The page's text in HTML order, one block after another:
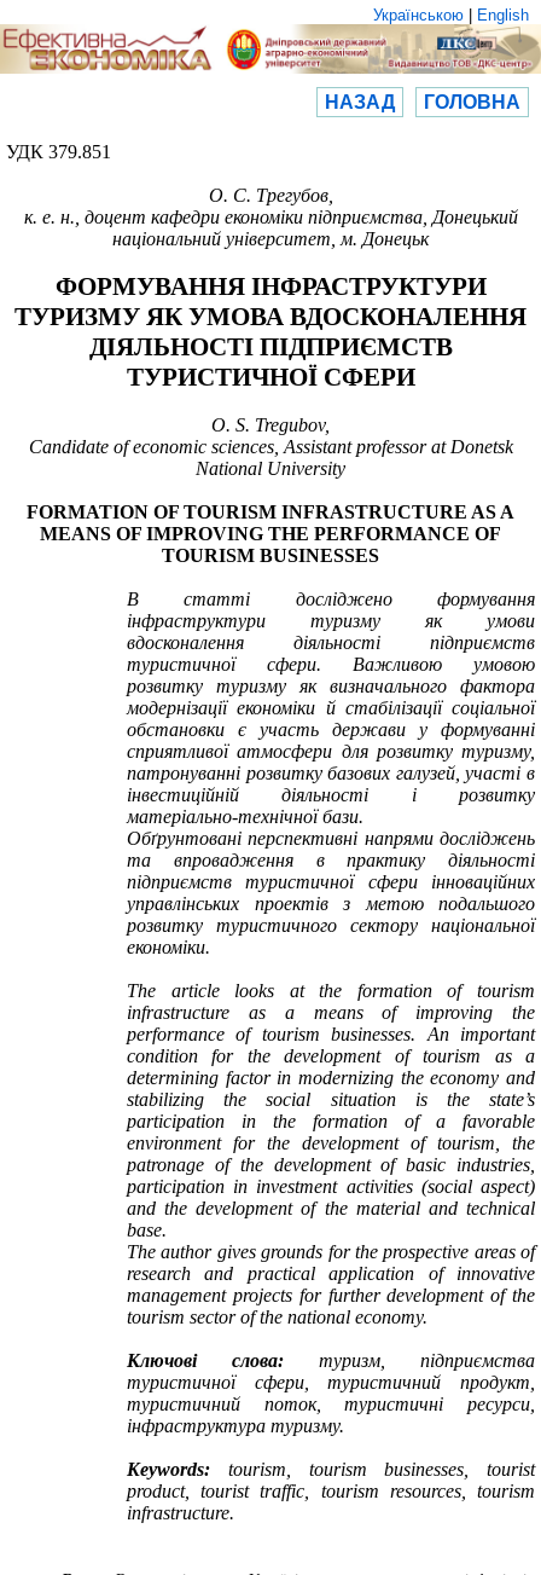
Українською English
НАЗАД ГОЛОВНА
УДК 379.851
О. С. Трегубов,
к. е. н., доцент кафедри економіки підприємства, Донецький
національний університет, м. Донецьк
ФОРМУВАННЯ ІНФРАСТРУКТУРИ
ТУРИЗМУ ЯК УМОВА ВДОСКОНАЛЕННЯ
ДІЯЛЬНОСТІ ПІДПРИЄМСТВ
ТУРИСТИЧНОЇ СФЕРИ
O. S. Tregubov,
Candidate of economic sciences, Assistant professor at Donetsk
National University
FORMATION OF TOURISM INFRASTRUCTURE AS A
MEANS OF IMPROVING THE PERFORMANCE OF
TOURISM BUSINESSES
В статті досліджено формування
інфраструктури туризму як умови
вдосконалення діяльності підприємств
туристичної сфери. Важливою умовою
розвитку туризму як визначального фактора
модернізації економіки й стабілізації соціальної
обстановки є участь держави у формуванні
сприятливої атмосфери для розвитку туризму,
патронуванні розвитку базових галузей, участі в
інвестиційній діяльності і розвитку
матеріально-технічної бази.
Обґрунтовані перспективні напрями досліджень
та впровадження в практику діяльності
підприємств туристичної сфери інноваційних
управлінських проектів з метою подальшого
розвитку туристичного сектору національної
економіки.
The article looks at the formation of tourism
infrastructure as a means of improving the
performance of tourism businesses. An important
condition for the development of tourism as a
determining factor in modernizing the economy and
stabilizing the social situation is the state’s
participation in the formation of a favorable
environment for the development of tourism, the
patronage of the development of basic industries,
participation in investment activities (social aspect)
and the development of the material and technical
base.
The author gives grounds for the prospective areas of
research and practical application of innovative
management projects for further development of the
tourism sector of the national economy.
Ключові слова: туризм, підприємства
туристичної сфери, туристичний продукт,
туристичний поток, туристичні ресурси,
інфраструктура туризму.
Keywords: tourism, tourism businesses, tourist
product, tourist traffic, tourism resources, tourism
infrastructure.